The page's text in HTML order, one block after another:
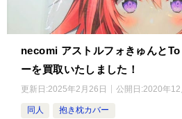
necomi アストルフォきゅんと
ーを買取いたしました！
更新日:2025年2月26日 公開日:2020年12
同人 抱き枕カバー